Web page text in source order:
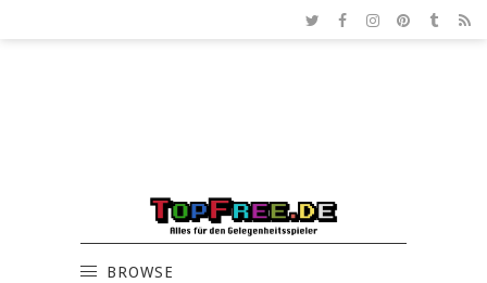
BROWSE